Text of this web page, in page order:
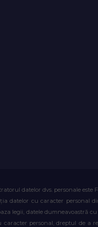
datelor dvs. personale este
datelor cu caracter
legii, datele dumneavoastră
personal, dreptul de a